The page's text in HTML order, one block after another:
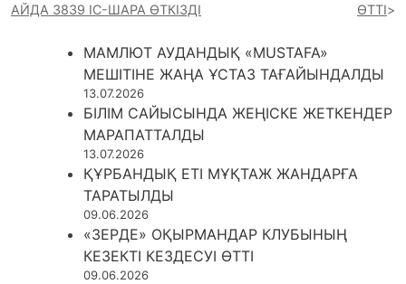
АЙДА 3839 ІС-ШАРА ӨТКІЗДІ
ӨТТІ
МАМЛЮТ АУДАНДЫҚ «MUSTAFA»
МЕШІТІНЕ ЖАҢА ҰСТАЗ ТАҒАЙЫНДАЛДЫ
13.07.2026
БІЛІМ САЙЫСЫНДА ЖЕҢІСКЕ ЖЕТКЕНДЕР
МАРАПАТТАЛДЫ
13.07.2026
ҚҰРБАНДЫҚ ЕТІ МҰҚТАЖ ЖАНДАРҒА
ТАРАТЫЛДЫ
09.06.2026
«ЗЕРДЕ» ОҚЫРМАНДАР КЛУБЫНЫҢ
КЕЗЕКТІ КЕЗДЕСУІ ӨТТІ
09.06.2026